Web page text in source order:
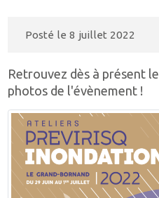
Posté le 8 juillet 2022
Retrouvez dès à présent
photos de l'évènement !